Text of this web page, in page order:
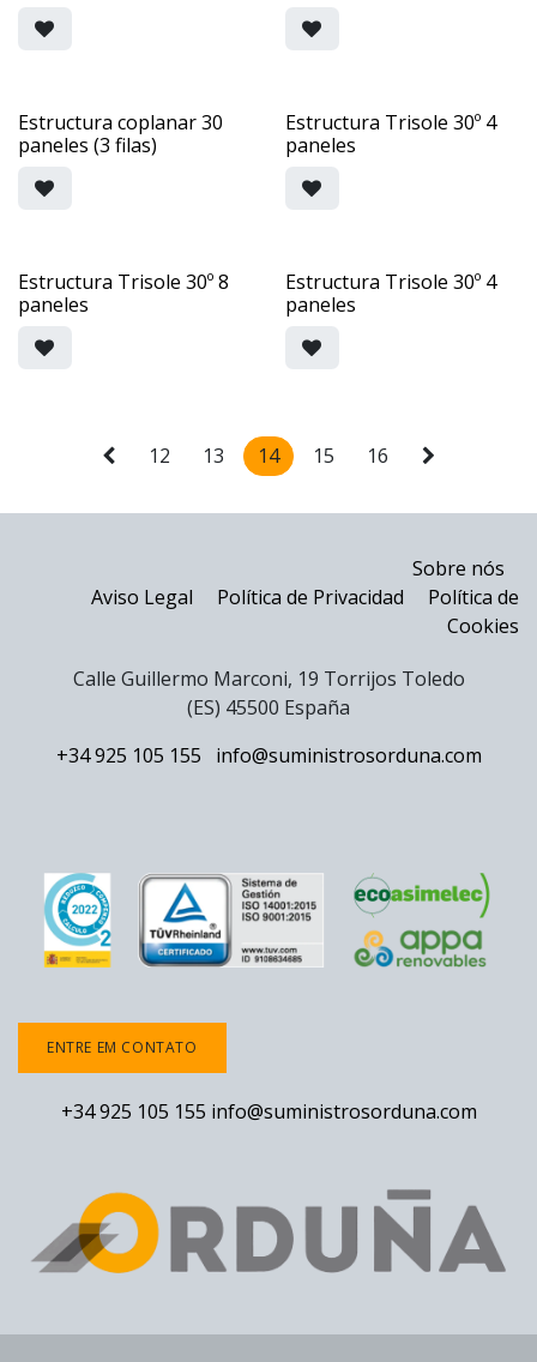
Estructura coplanar 30
paneles (3 filas)
Estructura Trisole 30º 4
paneles
Estructura Trisole 30º 8
paneles
Estructura Trisole 30º 4
paneles
12 13 14 15 16
Sobre nós
Aviso Legal
Política de Privacidad
Política de
Cookies
Calle Guillermo Marconi, 19 Torrijos Toledo
(ES) 45500 España
+34 925 105 155
info@suministrosorduna.com
ENTRE EM CONTATO
+34 925 105 155 info@suministrosorduna.com